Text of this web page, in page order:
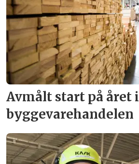
Avmålt start på året i
byggevare­handelen